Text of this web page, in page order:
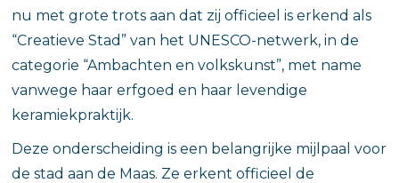
nu met grote trots aan dat zij officieel is erkend als
“Creatieve Stad” van het UNESCO-netwerk, in de
categorie “Ambachten en volkskunst”, met name
vanwege haar erfgoed en haar levendige
keramiekpraktijk.
Deze onderscheiding is een belangrijke mijlpaal voor
de stad aan de Maas. Ze erkent officieel de